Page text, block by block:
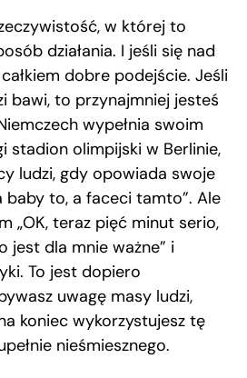
w której to
działania. I jeśli się nad
dobre podejście. Jeśli
bawi, to przynajmniej jesteś
wypełnia swoim
stadion olimpijski w Berlinie,
ludzi, gdy opowiada swoje
baby to, a faceci tamto”. Ale
„OK, teraz pięć minut serio,
jest dla mnie ważne” i
To jest dopiero
uwagę masy ludzi,
koniec wykorzystujesz tę
nieśmiesznego.